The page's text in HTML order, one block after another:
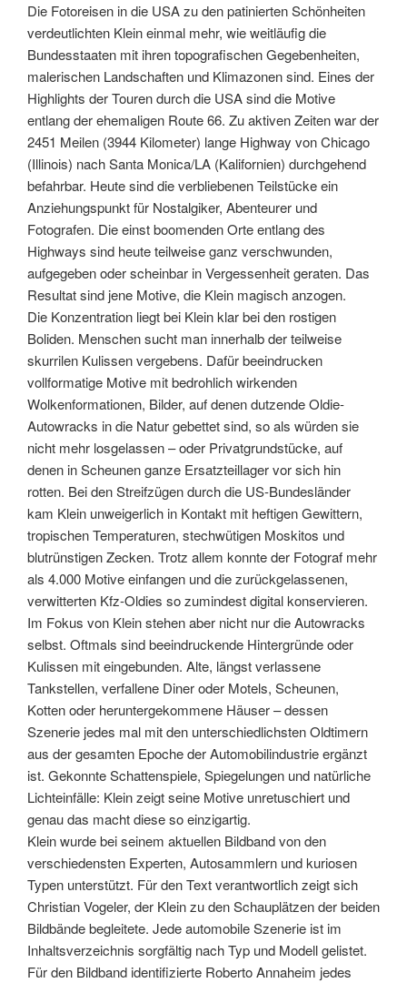
Die Fotoreisen in die USA zu den patinierten Schönheiten
verdeutlichten Klein einmal mehr, wie weitläufig die
Bundesstaaten mit ihren topografischen Gegebenheiten,
malerischen Landschaften und Klimazonen sind. Eines der
Highlights der Touren durch die USA sind die Motive
entlang der ehemaligen Route 66. Zu aktiven Zeiten war der
2451 Meilen (3944 Kilometer) lange Highway von Chicago
(Illinois) nach Santa Monica/LA (Kalifornien) durchgehend
befahrbar. Heute sind die verbliebenen Teilstücke ein
Anziehungspunkt für Nostalgiker, Abenteurer und
Fotografen. Die einst boomenden Orte entlang des
Highways sind heute teilweise ganz verschwunden,
aufgegeben oder scheinbar in Vergessenheit geraten. Das
Resultat sind jene Motive, die Klein magisch anzogen.
Die Konzentration liegt bei Klein klar bei den rostigen
Boliden. Menschen sucht man innerhalb der teilweise
skurrilen Kulissen vergebens. Dafür beeindrucken
vollformatige Motive mit bedrohlich wirkenden
Wolkenformationen, Bilder, auf denen dutzende Oldie-
Autowracks in die Natur gebettet sind, so als würden sie
nicht mehr losgelassen – oder Privatgrundstücke, auf
denen in Scheunen ganze Ersatzteillager vor sich hin
rotten. Bei den Streifzügen durch die US-Bundesländer
kam Klein unweigerlich in Kontakt mit heftigen Gewittern,
tropischen Temperaturen, stechwütigen Moskitos und
blutrünstigen Zecken. Trotz allem konnte der Fotograf mehr
als 4.000 Motive einfangen und die zurückgelassenen,
verwitterten Kfz-Oldies so zumindest digital konservieren.
Im Fokus von Klein stehen aber nicht nur die Autowracks
selbst. Oftmals sind beeindruckende Hintergründe oder
Kulissen mit eingebunden. Alte, längst verlassene
Tankstellen, verfallene Diner oder Motels, Scheunen,
Kotten oder heruntergekommene Häuser – dessen
Szenerie jedes mal mit den unterschiedlichsten Oldtimern
aus der gesamten Epoche der Automobilindustrie ergänzt
ist. Gekonnte Schattenspiele, Spiegelungen und natürliche
Lichteinfälle: Klein zeigt seine Motive unretuschiert und
genau das macht diese so einzigartig.
Klein wurde bei seinem aktuellen Bildband von den
verschiedensten Experten, Autosammlern und kuriosen
Typen unterstützt. Für den Text verantwortlich zeigt sich
Christian Vogeler, der Klein zu den Schauplätzen der beiden
Bildbände begleitete. Jede automobile Szenerie ist im
Inhaltsverzeichnis sorgfältig nach Typ und Modell gelistet.
Für den Bildband identifizierte Roberto Annaheim jedes